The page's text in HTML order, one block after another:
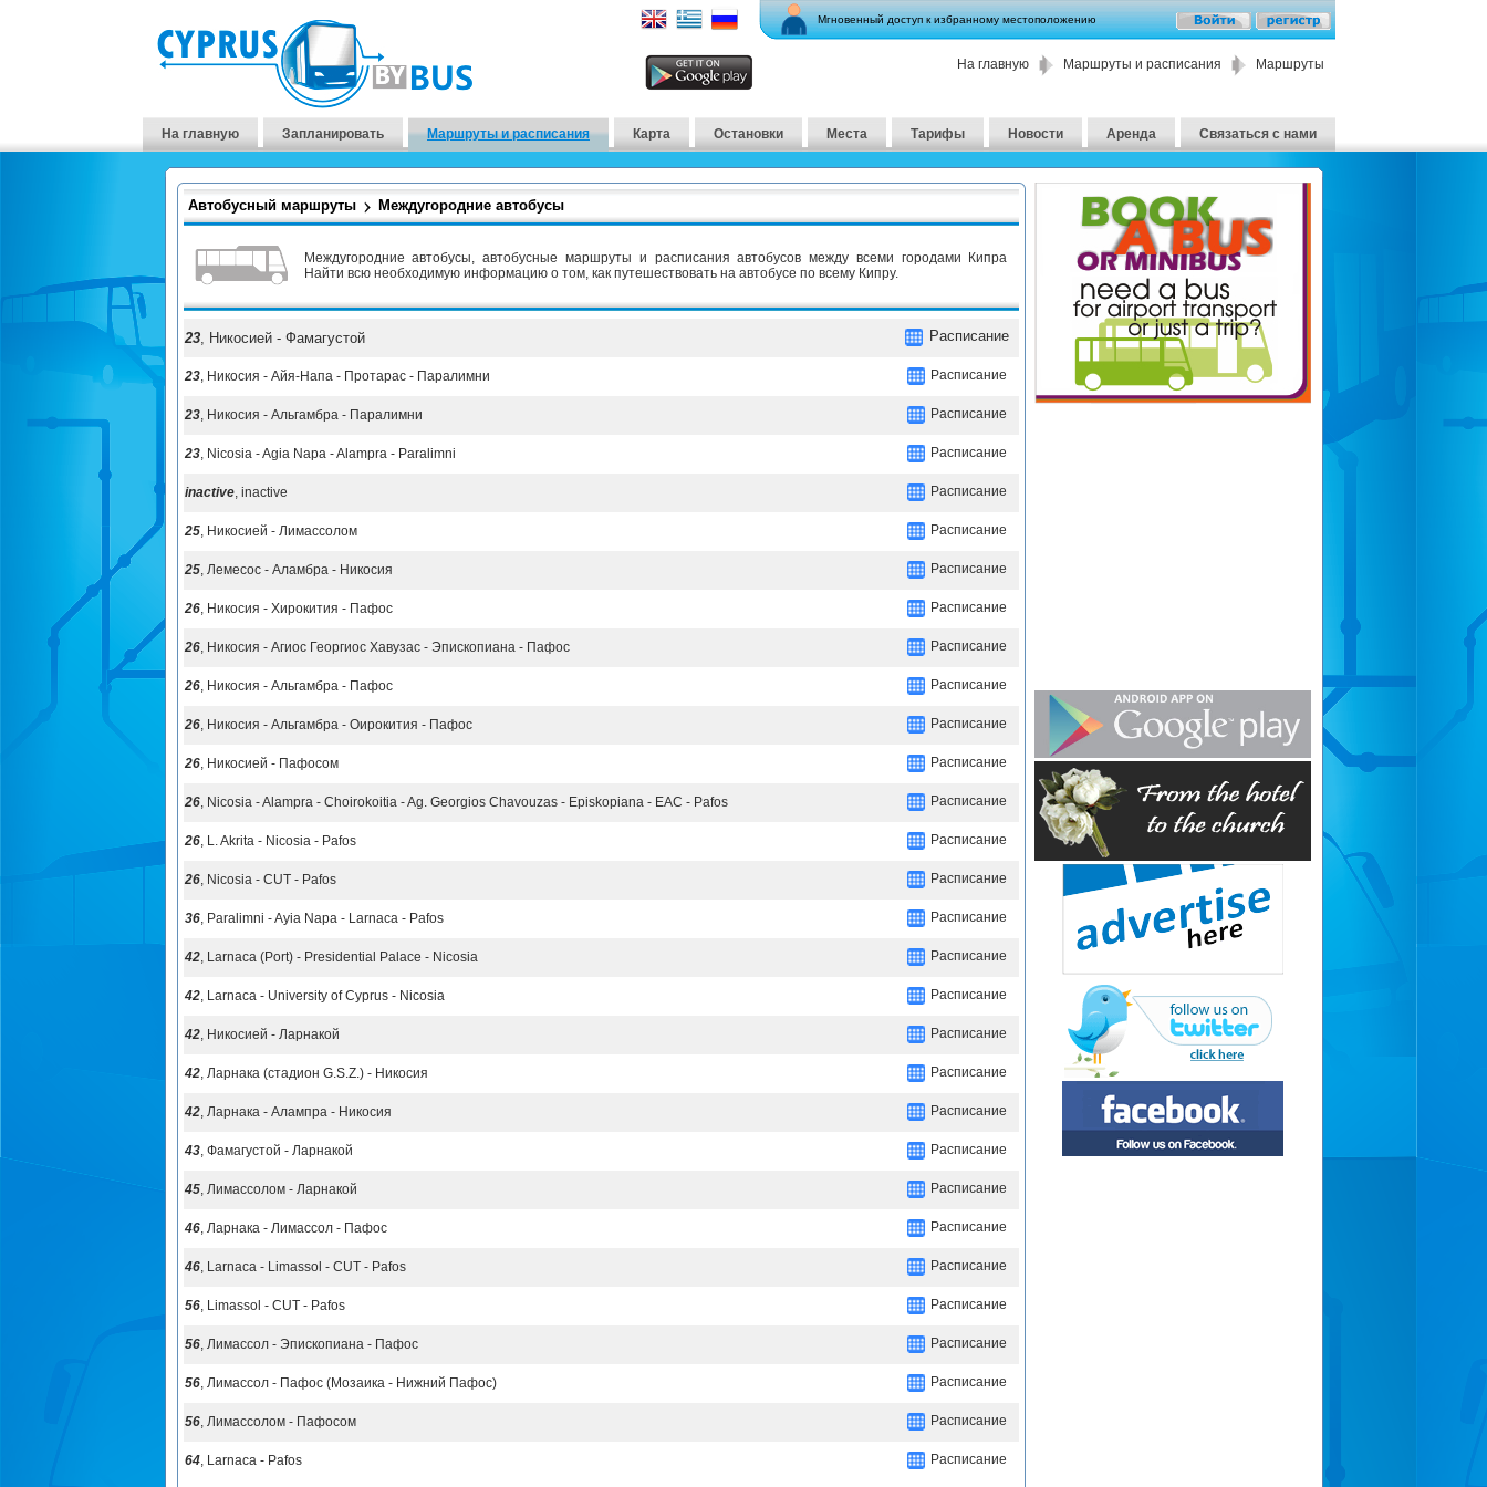
Мгновенный доступ к избранному местоположению
На главную Маршруты и расписания Маршруты
На главную Запланировать Маршруты и расписания Карта Остановки Места Тарифы Новости Аренда Связаться с нами
Автобусный маршруты Междугородние автобусы
Междугородние автобусы, автобусные маршруты и расписания автобусов между всеми городами Кипра
Найти всю необходимую информацию о том, как путешествовать на автобусе по всему Кипру.
23, Никосией - Фамагустой Расписание
23, Никосия - Айя-Напа - Протарас - Паралимни Расписание
23, Никосия - Альгамбра - Паралимни Расписание
23, Nicosia - Agia Napa - Alampra - Paralimni Расписание
inactive, inactive Расписание
25, Никосией - Лимассолом Расписание
25, Лемесос - Аламбра - Никосия Расписание
26, Никосия - Хирокития - Пафос Расписание
26, Никосия - Агиос Георгиос Хавузас - Эпископиана - Пафос Расписание
26, Никосия - Альгамбра - Пафос Расписание
26, Никосия - Альгамбра - Оирокития - Пафос Расписание
26, Никосией - Пафосом Расписание
26, Nicosia - Alampra - Choirokoitia - Ag. Georgios Chavouzas - Episkopiana - EAC - Pafos Расписание
26, L. Akrita - Nicosia - Pafos Расписание
26, Nicosia - CUT - Pafos Расписание
36, Paralimni - Ayia Napa - Larnaca - Pafos Расписание
42, Larnaca (Port) - Presidential Palace - Nicosia Расписание
42, Larnaca - University of Cyprus - Nicosia Расписание
42, Никосией - Ларнакой Расписание
42, Ларнака (стадион G.S.Z.) - Никосия Расписание
42, Ларнака - Алампра - Никосия Расписание
43, Фамагустой - Ларнакой Расписание
45, Лимассолом - Ларнакой Расписание
46, Ларнака - Лимассол - Пафос Расписание
46, Larnaca - Limassol - CUT - Pafos Расписание
56, Limassol - CUT - Pafos Расписание
56, Лимассол - Эпископиана - Пафос Расписание
56, Лимассол - Пафос (Мозаика - Нижний Пафос) Расписание
56, Лимассолом - Пафосом Расписание
64, Larnaca - Pafos Расписание